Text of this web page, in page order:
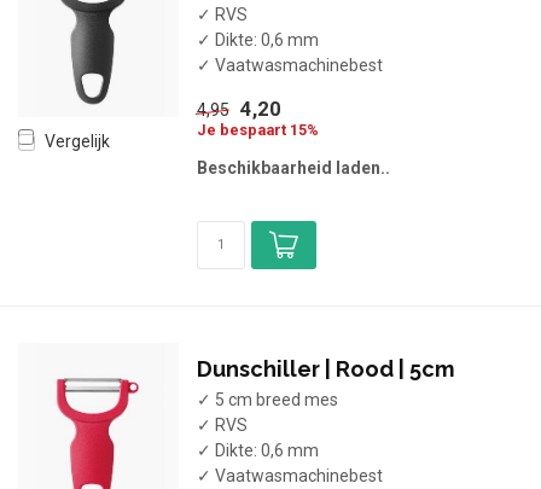
Vergelijk
✓ RVS
✓ Dikte: 0,6 mm
✓ Vaatwasmachinebest
4,95 4,20
Je bespaart 15%
Beschikbaarheid laden..
Dunschiller | Rood | 5cm
✓ 5 cm breed mes
✓ RVS
✓ Dikte: 0,6 mm
✓ Vaatwasmachinebest